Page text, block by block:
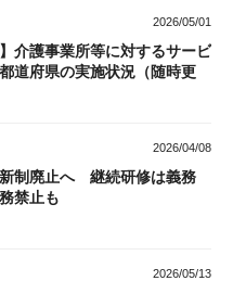
2026/05/01
介護事業所等に対するサービ
道府県の実施状況（随時更
2026/04/08
制廃止へ 継続研修は義務
禁止も
2026/05/13